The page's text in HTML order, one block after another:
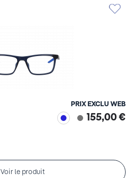
PRIX EXCLU WEB
155,00 €
Voir le produit